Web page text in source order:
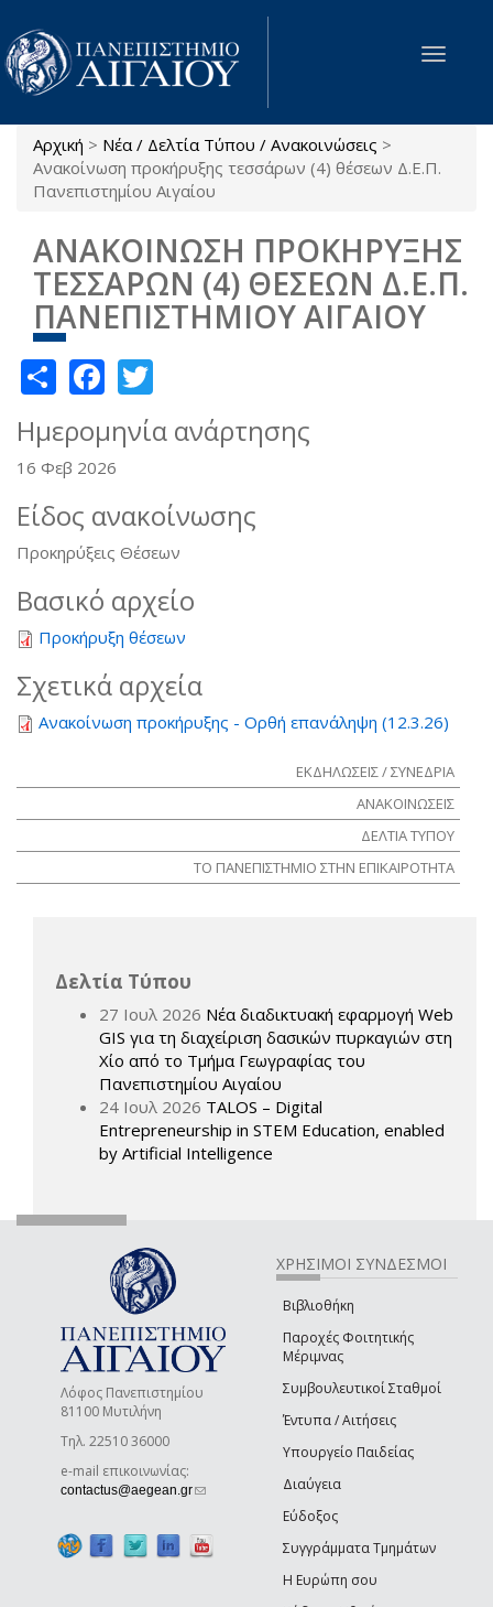
Παράκαμψη προς το κυρίως περιεχόμενο
Toggle
Είστε εδώ
Αρχική > Νέα / Δελτία Τύπου / Ανακοινώσεις >
Ανακοίνωση προκήρυξης τεσσάρων (4) θέσεων Δ.Ε.Π.
Πανεπιστημίου Αιγαίου
ΑΝΑΚΟΙΝΩΣΗ ΠΡΟΚΗΡΥΞΗΣ
ΤΕΣΣΑΡΩΝ (4) ΘΕΣΕΩΝ Δ.Ε.Π.
ΠΑΝΕΠΙΣΤΗΜΙΟΥ ΑΙΓΑΙΟΥ
ShareFacebook
Ημερομηνία ανάρτησης
16 Φεβ 2026
Είδος ανακοίνωσης
Προκηρύξεις Θέσεων
Βασικό αρχείο
Προκήρυξη θέσεων
Σχετικά αρχεία
Ανακοίνωση προκήρυξης - Ορθή επανάληψη (12.3.26)
ΕΚΔΗΛΩΣΕΙΣ / ΣΥΝΕΔΡΙΑ
ΑΝΑΚΟΙΝΩΣΕΙΣ
ΔΕΛΤΙΑ ΤΥΠΟΥ
ΤΟ ΠΑΝΕΠΙΣΤΗΜΙΟ ΣΤΗΝ ΕΠΙΚΑΙΡΟΤΗΤΑ
Δελτία Τύπου
27 Ιουλ 2026 Νέα διαδικτυακή εφαρμογή Web
GIS για τη διαχείριση δασικών πυρκαγιών στη
Χίο από το Τμήμα Γεωγραφίας του
Πανεπιστημίου Αιγαίου
24 Ιουλ 2026 TALOS – Digital
Entrepreneurship in STEM Education, enabled
by Artificial Intelligence
Λόφος Πανεπιστημίου
81100 Μυτιλήνη
Τηλ. 22510 36000
e-mail επικοινωνίας:
contactus@aegean.gr(link sends e-mail)
ΧΡΗΣΙΜΟΙ ΣΥΝΔΕΣΜΟΙ
Βιβλιοθήκη
Παροχές Φοιτητικής
Μέριμνας
Συμβουλευτικοί Σταθμοί
Έντυπα / Αιτήσεις
Υπουργείο Παιδείας
Διαύγεια
Εύδοξος
Συγγράμματα Τμημάτων
Η Ευρώπη σου